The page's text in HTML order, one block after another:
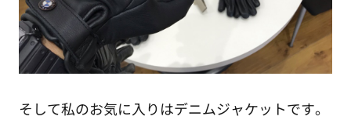
そして私のお気に入りはデニムジャケットです。